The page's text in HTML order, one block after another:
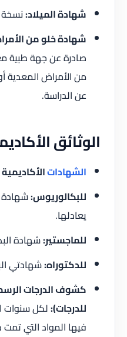
شهادة الميلاد:
شهادة خلو من
صادرة عن جهة طبية
من الأمراض المعدية
عن الدراسة.
الوثائق
الشهادات
للبكالوريوس:شهادة
يعادلها.
للماجستير:شهادة
للدكتوراه:شهادتي
كشوف الدرجات
للدرجات):لكل سنوات
فيها المواد التي